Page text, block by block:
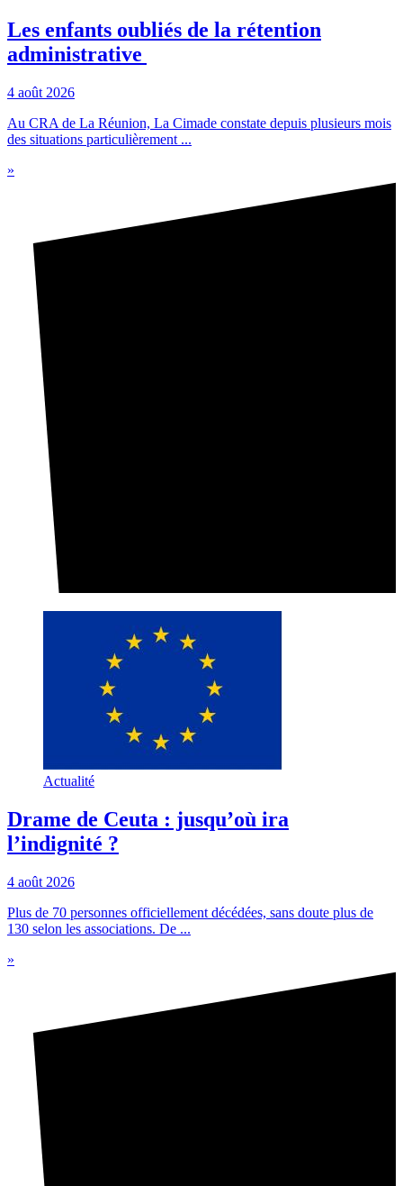
Les enfants oubliés de la rétention
administrative
4 août 2026
Au CRA de La Réunion, La Cimade constate depuis plusieurs mois
des situations particulièrement ...
»
Actualité
Drame de Ceuta : jusqu’où ira
l’indignité ?
4 août 2026
Plus de 70 personnes officiellement décédées, sans doute plus de
130 selon les associations. De ...
»